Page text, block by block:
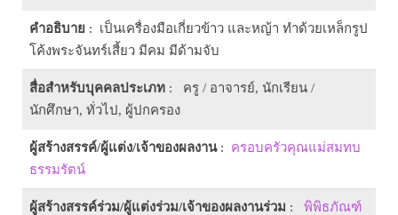
คำอธิบาย : เป็นเครื่องมือเกี่ยวข้าว และหญ้า ทำด้วยเหล็กรูป
โค้งพระจันทร์เสี้ยว มีคม มีด้ามจับ
สื่อสำหรับบุคคลประเภท : ครู / อาจารย์, นักเรียน /
นักศึกษา, ทั่วไป, ผู้ปกครอง
ผู้สร้างสรรค์/ผู้แต่ง/เจ้าของผลงาน: ครอบครัวคุณแม่สมทบ
ธรรมรัตน์
ผู้สร้างสรรค์ร่วม/ผู้แต่งร่วม/เจ้าของผลงานร่วม : พิพิธภัณฑ์